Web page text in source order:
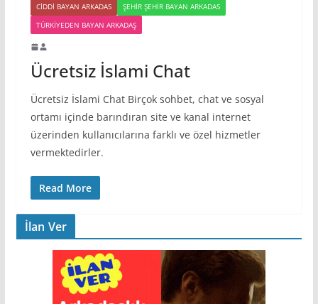
CIDDI BAYAN ARKADAS
ŞEHIR ŞEHIR BAYAN ARKADAS
TÜRKIYEDEN BAYAN ARKADAŞ
Ücretsiz İslami Chat
Ücretsiz İslami Chat Birçok sohbet, chat ve sosyal
ortamı içinde barındıran site ve kanal internet
üzerinden kullanıcılarına farklı ve özel hizmetler
vermektedirler.
Read More
İlan Ver